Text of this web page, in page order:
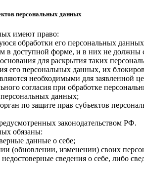
персональных данных
имеют право:
обработки его персональных
в доступной форме, и в них не должны
для раскрытия таких
его персональных данных, их
необходимыми для заявленной
согласия при обработке
персональных данных;
по защите прав субъектов
законодательством РФ.
обязаны:
данные о себе;
(обновлении, изменении) своих
сведения о себе, либо